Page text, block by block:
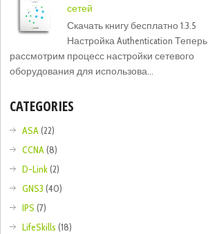
сетей
Скачать книгу бесплатно 1.3.5
Настройка Authentication Теперь
рассмотрим процесс настройки сетевого
оборудования для использова...
CATEGORIES
ASA(22)
CCNA(8)
D-Link(2)
GNS3 (40)
IPS (7)
LifeSkills (18)